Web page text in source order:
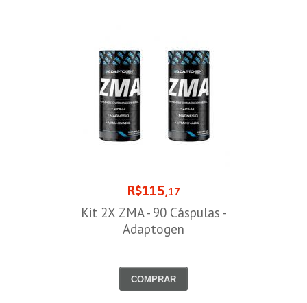
R$115,17
Kit 2X ZMA - 90 Cáspulas -
Adaptogen
COMPRAR